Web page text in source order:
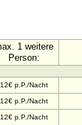
1 weitere
Person:
12€ p.P./Nacht
12€ p.P./Nacht
12€ p.P./Nacht